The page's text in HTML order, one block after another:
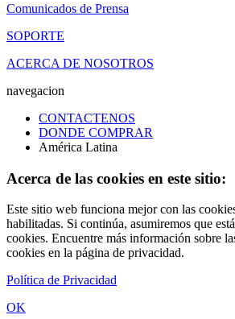
Comunicados de Prensa
SOPORTE
ACERCA DE NOSOTROS
navegacion
CONTACTENOS
DONDE COMPRAR
América Latina
Acerca de las cookies en este sitio:
Este sitio web funciona mejor con las
habilitadas. Si continúa, asumiremos que
cookies. Encuentre más información sobre
cookies en la página de privacidad.
Política de Privacidad
OK